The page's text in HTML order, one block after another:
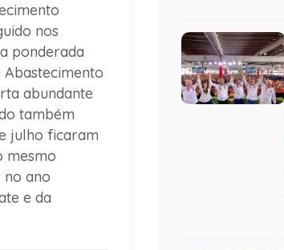
nos
ponderada
Abastecimento
abundante
também
julho ficaram
mesmo
no ano
e da